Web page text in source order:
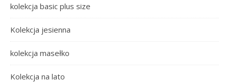
kolekcja basic plus size
Kolekcja jesienna
kolekcja masełko
Kolekcja na lato